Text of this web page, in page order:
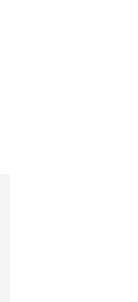
aan verlanglijstje